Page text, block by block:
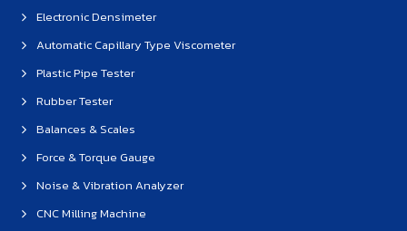
Electronic Densimeter
Automatic Capillary Type Viscometer
Plastic Pipe Tester
Rubber Tester
Balances & Scales
Force & Torque Gauge
Noise & Vibration Analyzer
CNC Milling Machine